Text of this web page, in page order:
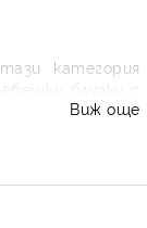
категория
блузки с
изработени от
Виж още